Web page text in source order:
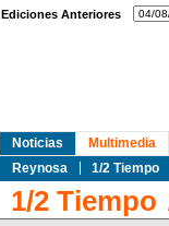
Ediciones Anteriores
Noticias
Reynosa
1/2 Tiempo
Multimedia
1/2 Tiempo